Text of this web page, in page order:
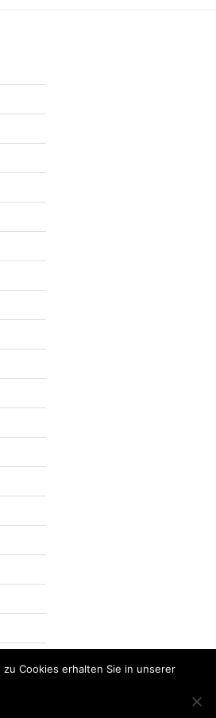
Cookies erhalten Sie in unserer